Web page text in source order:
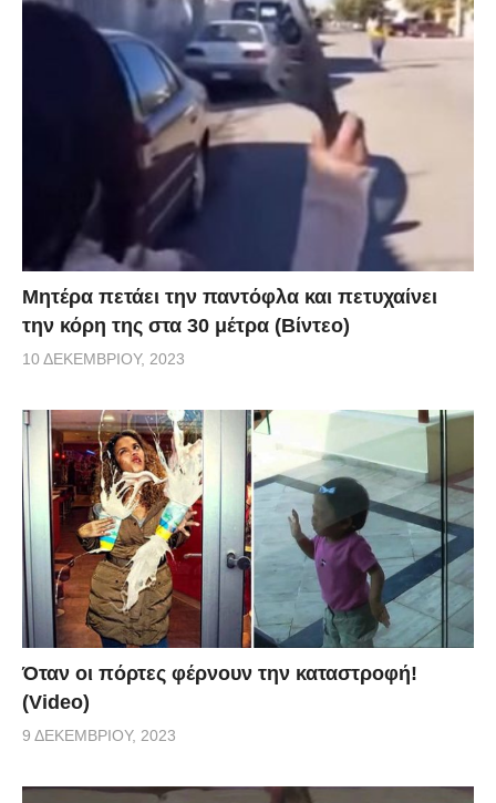
Μητέρα πετάει την παντόφλα και πετυχαίνει
την κόρη της στα 30 μέτρα (Βίντεο)
10 ΔΕΚΕΜΒΡΊΟΥ, 2023
Όταν οι πόρτες φέρνουν την καταστροφή!
(Video)
9 ΔΕΚΕΜΒΡΊΟΥ, 2023